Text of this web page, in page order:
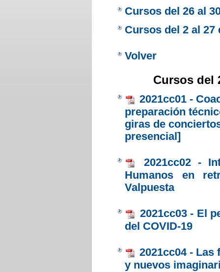
Cursos del 26 al
Cursos del 2 al 27
Volver
Cursos del
2021cc01 -
preparación
giras de
presencial]
2021cc02 -
Humanos en
Valpuesta
2021cc03 - El
del COVID-19
2021cc04 -
y nuevos